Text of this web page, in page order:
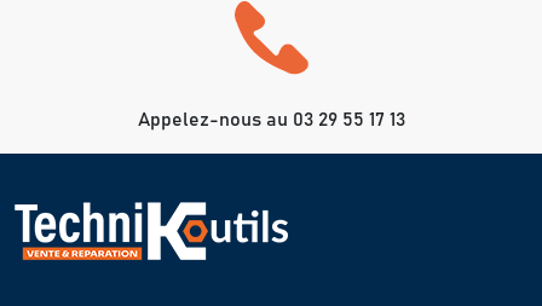
Appelez-nous au 03 29 55 17 13